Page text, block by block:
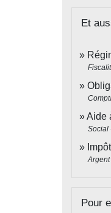
Et
Aide
Social
Pour